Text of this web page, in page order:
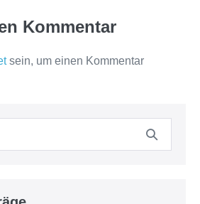
Kommentar
sein, um einen Kommentar